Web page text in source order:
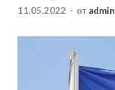
11.05.2022 - от admin